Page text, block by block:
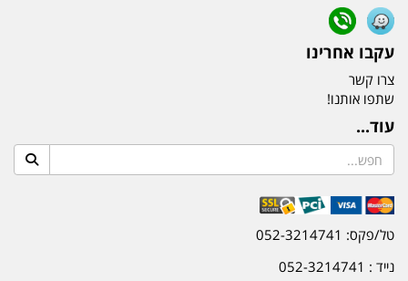
עקבו אחרינו
צרו קשר
שתפו אותנו!
עוד...
טל/פקס: 052-3214741
נייד : 052-3214741